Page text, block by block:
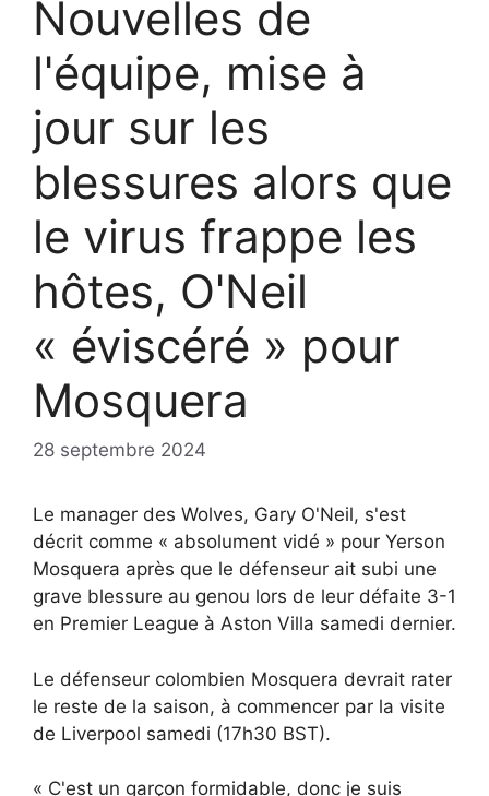
Nouvelles de
l'équipe, mise à
jour sur les
blessures alors que
le virus frappe les
hôtes, O'Neil
« éviscéré » pour
Mosquera
28 septembre 2024
Le manager des Wolves, Gary O'Neil, s'est
décrit comme « absolument vidé » pour Yerson
Mosquera après que le défenseur ait subi une
grave blessure au genou lors de leur défaite 3-1
en Premier League à Aston Villa samedi dernier.
Le défenseur colombien Mosquera devrait rater
le reste de la saison, à commencer par la visite
de Liverpool samedi (17h30 BST).
« C'est un garçon formidable, donc je suis